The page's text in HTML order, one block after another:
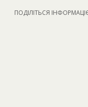
ПОДІЛІТЬСЯ